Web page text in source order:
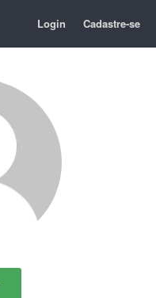
Login Cadastre-se